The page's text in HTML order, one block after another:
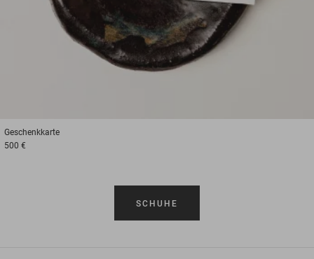
Geschenkkarte
500 €
SCHUHE